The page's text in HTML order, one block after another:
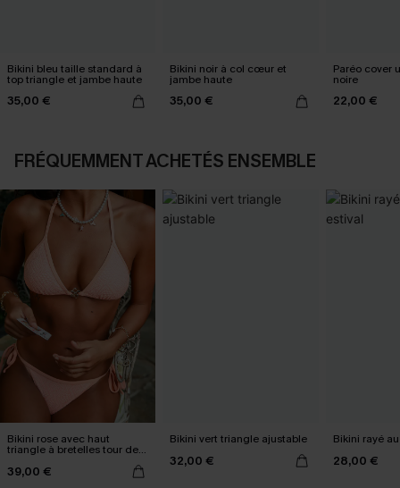
Bikini bleu taille standard à
top triangle et jambe haute
35,00 €
Bikini noir à col cœur et
jambe haute
35,00 €
Paréo cover
noire
22,00 €
FRÉQUEMMENT ACHETÉS ENSEMBLE
Bikini rose avec haut
triangle à bretelles tour de
39,00 €
Bikini vert triangle ajustable
32,00 €
Bikini rayé
28,00 €